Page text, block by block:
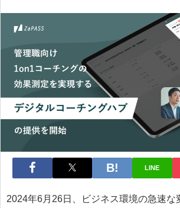
LINE
2024年6月26日、ビジネス環境の急速な